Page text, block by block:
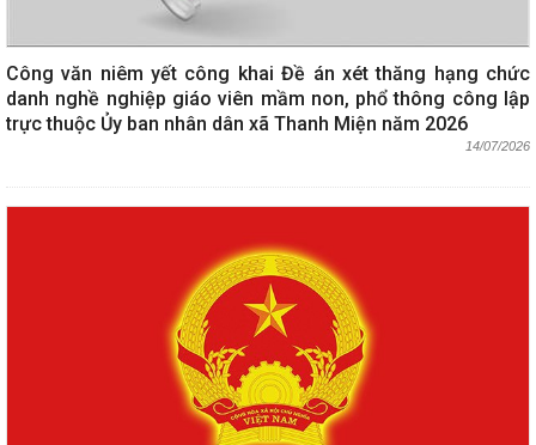
Công văn niêm yết công khai Đề án xét thăng hạng chức
danh nghề nghiệp giáo viên mầm non, phổ thông công lập
trực thuộc Ủy ban nhân dân xã Thanh Miện năm 2026
14/07/2026